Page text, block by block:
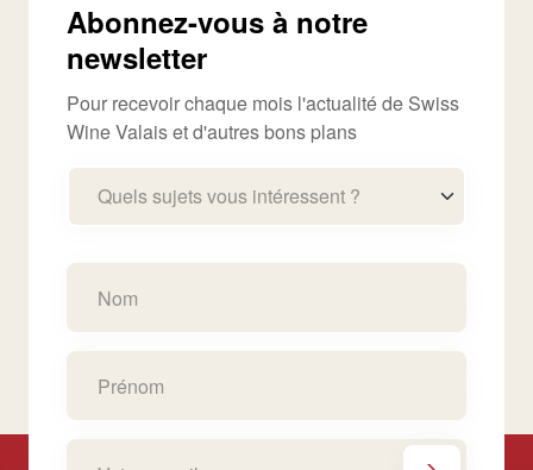
Abonnez-vous à notre
newsletter
Pour recevoir chaque mois l'actualité de Swiss
Wine Valais et d'autres bons plans
Quels sujets vous intéressent ?